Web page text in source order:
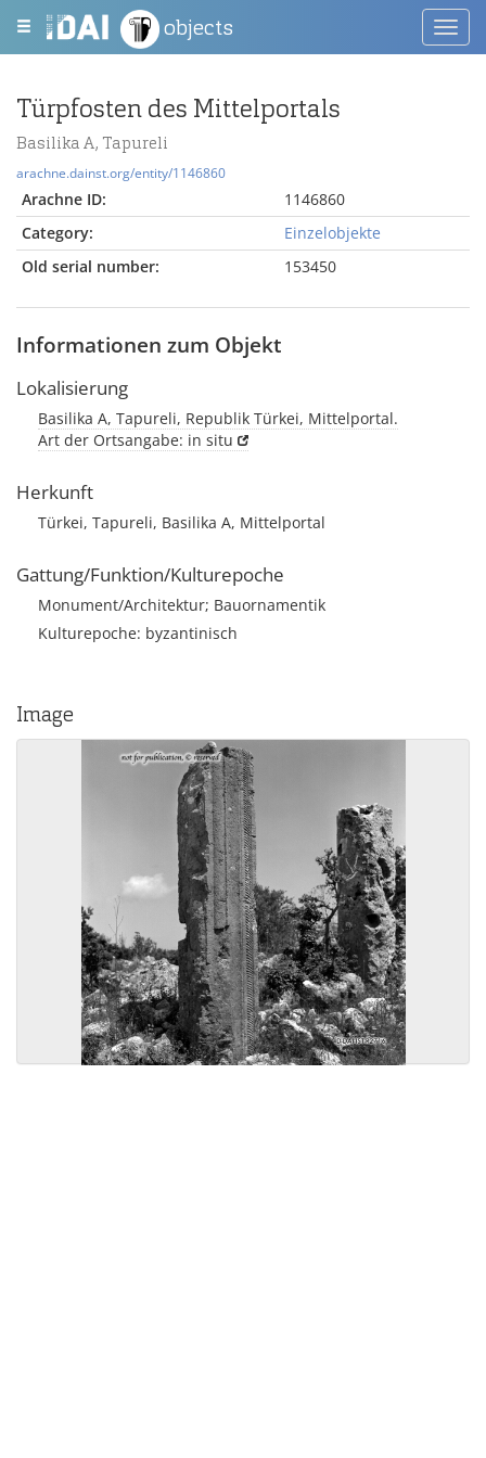
objects
Türpfosten des Mittelportals
Basilika A, Tapureli
arachne.dainst.org/entity/1146860
Arachne ID:
1146860
Category:
Einzelobjekte
Old serial number:
153450
Informationen zum Objekt
Lokalisierung
Basilika A, Tapureli, Republik Türkei, Mittelportal.
Art der Ortsangabe: in situ
Herkunft
Türkei, Tapureli, Basilika A, Mittelportal
Gattung/Funktion/Kulturepoche
Monument/Architektur; Bauornamentik
Kulturepoche: byzantinisch
Image